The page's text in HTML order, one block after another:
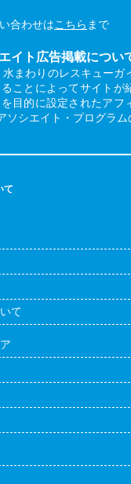
合わせはこちら まで
イト広告掲載につい
まわりのレスキューガ
ことによってサイトが
目的に設定されたアフ
ソシエイト・プログラム
て
て